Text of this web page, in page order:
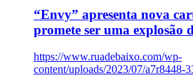
“Envy” apresenta nova
promete ser uma explosão
https://www.ruadebaixo.com/wp-
content/uploads/2023/07/a7r8448-